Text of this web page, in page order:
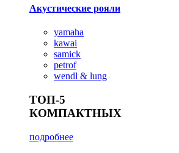
Акустические рояли
yamaha
kawai
samick
petrof
wendl & lung
ТОП-5
КОМПАКТНЫХ
подробнее